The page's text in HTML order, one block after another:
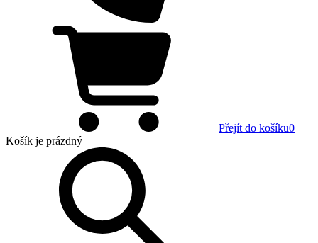
Přejít do košíku0
Košík je prázdný